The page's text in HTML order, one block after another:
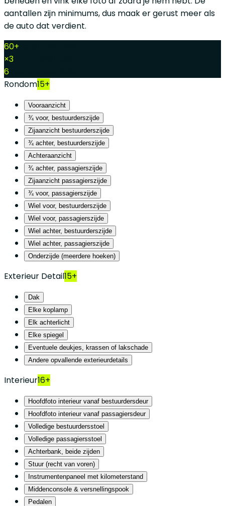
aantallen zijn minimums, dus maak er gerust meer als
de auto dat verdient.
60+
×3
6
Rondom15+
Vooraanzicht
¾ voor, bestuurderszijde
Zijaanzicht bestuurderszijde
¾ achter, bestuurderszijde
Achteraanzicht
¾ achter, passagierszijde
Zijaanzicht passagierszijde
¾ voor, passagierszijde
Wiel voor, bestuurderszijde
Wiel voor, passagierszijde
Wiel achter, bestuurderszijde
Wiel achter, passagierszijde
Onderzijde (meerdere hoeken)
Exterieur Detail15+
Dak
Elke koplamp
Elk achterlicht
Elke spiegel
Eventuele deukjes, krassen of lakschade
Andere opvallende exterieurdetails
Interieur16+
Hoofdfoto interieur vanaf bestuurdersdeur
Hoofdfoto interieur vanaf passagiersdeur
Volledige bestuurdersstoel
Volledige passagiersstoel
Achterbank, beide zijden
Stuur (recht van voren)
Instrumentenpaneel met kilometerstand
Middenconsole & versnellingspook
Pedalen